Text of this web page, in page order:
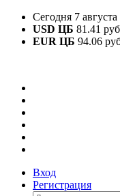
Сегодня 7
USD ЦБ 81.41 руб
EUR ЦБ 94.06
Вход
Регистрация